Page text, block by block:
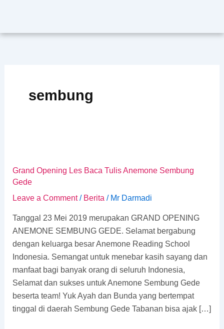
content
sembung
Grand Opening Les Baca Tulis Anemone Sembung
Gede
Leave a Comment / Berita / Mr Darmadi
Tanggal 23 Mei 2019 merupakan GRAND OPENING
ANEMONE SEMBUNG GEDE. Selamat bergabung
dengan keluarga besar Anemone Reading School
Indonesia. Semangat untuk menebar kasih sayang dan
manfaat bagi banyak orang di seluruh Indonesia,
Selamat dan sukses untuk Anemone Sembung Gede
beserta team! Yuk Ayah dan Bunda yang bertempat
tinggal di daerah Sembung Gede Tabanan bisa ajak […]
Les
Baca
Tulis
Sembung
Gede